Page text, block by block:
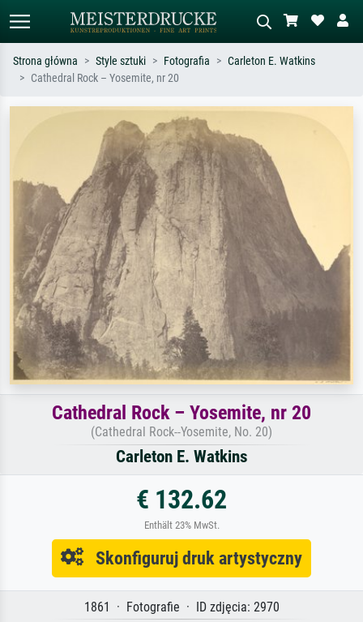
Szukaj wg artysty, tytułu lub stylu – np.
Monet, Gwiaździsta noc,
impresjonizm, fala Hokusaia, akt.
Opisz scenę – np. zielona łąka,
abstrakcja z czerwienią, ciemny olej,
stojący akt obok drzewa.
Strona główna Style sztuki Fotografia
Carleton E. Watkins
Cathedral Rock – Yosemite, nr 20
Cathedral Rock – Yosemite, nr 20
(Cathedral Rock--Yosemite, No. 20)
Carleton E. Watkins
€ 132.62
Enthält 23% MwSt.
Skonfiguruj druk artystyczny
1861 · Fotografie · ID zdjęcia: 2970